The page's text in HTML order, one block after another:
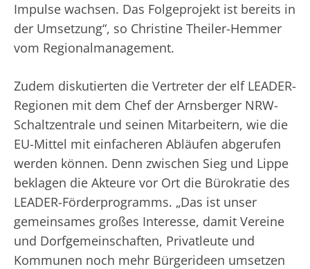
Impulse wachsen. Das Folgeprojekt ist bereits in
der Umsetzung“, so Christine Theiler-Hemmer
vom Regionalmanagement.
Zudem diskutierten die Vertreter der elf LEADER-
Regionen mit dem Chef der Arnsberger NRW-
Schaltzentrale und seinen Mitarbeitern, wie die
EU-Mittel mit einfacheren Abläufen abgerufen
werden können. Denn zwischen Sieg und Lippe
beklagen die Akteure vor Ort die Bürokratie des
LEADER-Förderprogramms. „Das ist unser
gemeinsames großes Interesse, damit Vereine
und Dorfgemeinschaften, Privatleute und
Kommunen noch mehr Bürgerideen umsetzen